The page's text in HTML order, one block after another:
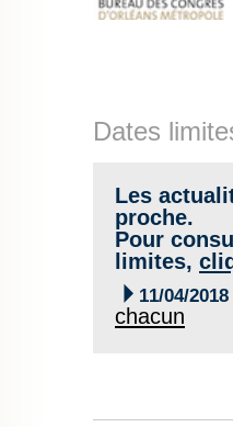
Dates
Les
proche.
Pour
limites,
 11/04/2018
chacun